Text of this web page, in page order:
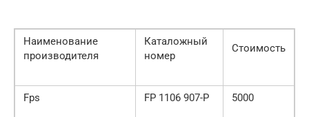
Наименование
производителя
Каталожный
номер
Стоимость
Fps FP 1106 907-P 5000